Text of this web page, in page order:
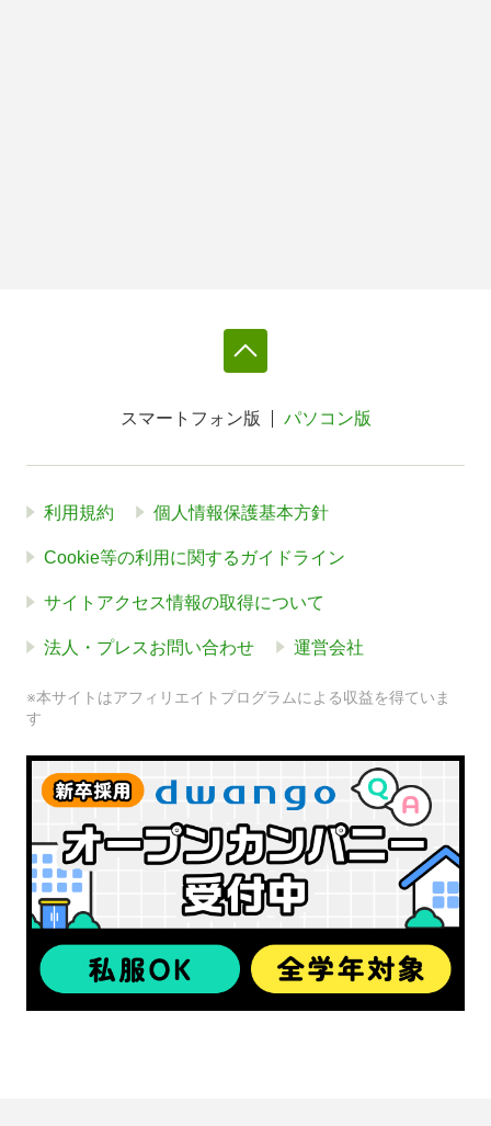
スマートフォン版 パソコン版
利用規約 個人情報保護基本方針
Cookie等の利用に関するガイドライン
サイトアクセス情報の取得について
法人・プレスお問い合わせ 運営会社
※本サイトはアフィリエイトプログラムによる収益を得ていま
す